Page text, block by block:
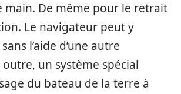
main. De même pour le retrait
Le navigateur peut y
l’aide d’une autre
un système spécial
du bateau de la terre à